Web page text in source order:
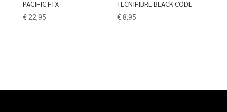
PACIFIC FTX
€ 22,95
TECNIFIBRE BLACK CODE
€ 8,95